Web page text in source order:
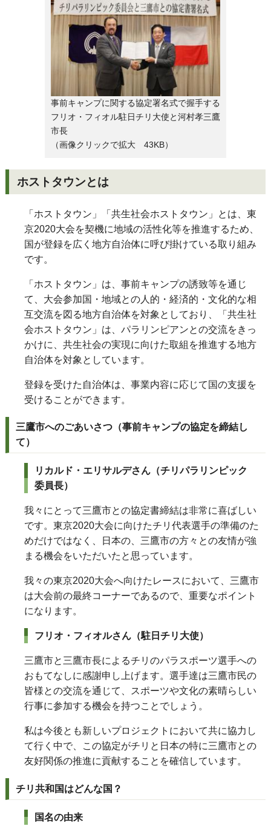
事前キャンプに関する協定署名式で握手する
フリオ・フィオル駐日チリ大使と河村孝三鷹
市長
（画像クリックで拡大 43KB）
ホストタウンとは
「ホストタウン」「共生社会ホストタウン」とは、東
京2020大会を契機に地域の活性化等を推進するため、
国が登録を広く地方自治体に呼び掛けている取り組み
です。
「ホストタウン」は、事前キャンプの誘致等を通じ
て、大会参加国・地域との人的・経済的・文化的な相
互交流を図る地方自治体を対象としており、「共生社
会ホストタウン」は、パラリンピアンとの交流をきっ
かけに、共生社会の実現に向けた取組を推進する地方
自治体を対象としています。
登録を受けた自治体は、事業内容に応じて国の支援を
受けることができます。
三鷹市へのごあいさつ（事前キャンプの協定を締結し
て）
リカルド・エリサルデさん （チリパラリンピック
委員長）
我々にとって三鷹市との協定書締結は非常に喜ばしい
です。東京2020大会に向けたチリ代表選手の準備のた
めだけではなく、日本の、三鷹市の方々との友情が強
まる機会をいただいたと思っています。
我々の東京2020大会へ向けたレースにおいて、三鷹市
は大会前の最終コーナーであるので、重要なポイント
になります。
フリオ・フィオルさん （駐日チリ大使）
三鷹市と三鷹市長によるチリのパラスポーツ選手への
おもてなしに感謝申し上げます。選手達は三鷹市民の
皆様との交流を通じて、スポーツや文化の素晴らしい
行事に参加する機会を持つことでしょう。
私は今後とも新しいプロジェクトにおいて共に協力し
て行く中で、この協定がチリと日本の特に三鷹市との
友好関係の推進に貢献することを確信しています。
チリ共和国はどんな国？
国名の由来